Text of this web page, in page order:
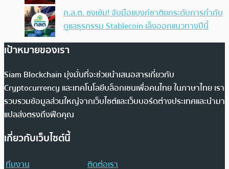
ก.ล.ต. ชงเข้ม! จับมือแบงก์ชาติยกระดับการกำกับ
ดูแลธุรกรรม Stablecoin เล็งออกแนวทางปีนี้
เป้าหมายของเรา
Siam Blockchain มุ่งมั่นที่จะช่วยนำเสนอสารเกี่ยวกับ
Cryptocurrency และเทคโนโลยีบล็อกเชนเพื่อคนไทย ในภาษาไทย เรา
รวบรวมข้อมูลส่วนใหญ่จากเว็บไซต์และเว็บบอร์ดต่างประเทศและนำมา
แปลส่งตรงถึงฟีดคุณ
เกี่ยวกับเว็บไซต์นี้
ทีมงาน ติดต่อเรา